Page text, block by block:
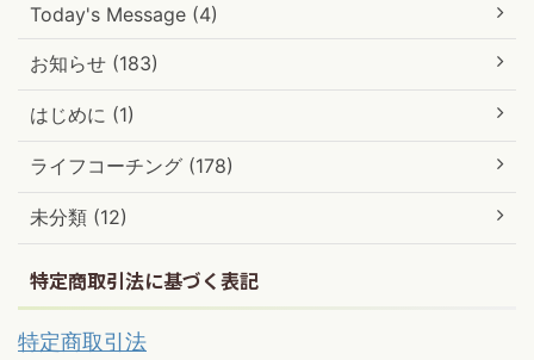
Today's Message (4)
お知らせ (183)
はじめに (1)
ライフコーチング (178)
未分類 (12)
特定商取引法に基づく表記
特定商取引法